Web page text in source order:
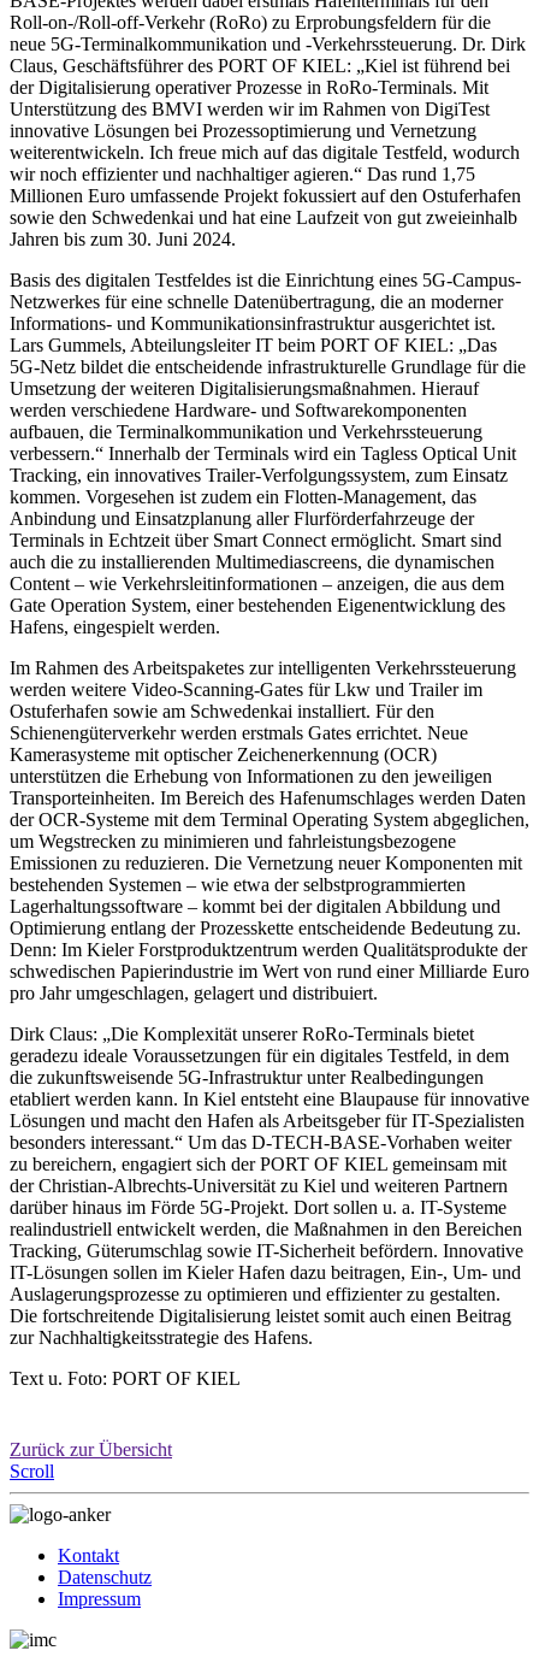
Roll-on-/Roll-off-Verkehr (RoRo) zu Erprobungsfeldern für die
neue 5G-Terminalkommunikation und -Verkehrssteuerung. Dr. Dirk
Claus, Geschäftsführer des PORT OF KIEL: „Kiel ist führend bei
der Digitalisierung operativer Prozesse in RoRo-Terminals. Mit
Unterstützung des BMVI werden wir im Rahmen von DigiTest
innovative Lösungen bei Prozessoptimierung und Vernetzung
weiterentwickeln. Ich freue mich auf das digitale Testfeld, wodurch
wir noch effizienter und nachhaltiger agieren.“ Das rund 1,75
Millionen Euro umfassende Projekt fokussiert auf den Ostuferhafen
sowie den Schwedenkai und hat eine Laufzeit von gut zweieinhalb
Jahren bis zum 30. Juni 2024.
Basis des digitalen Testfeldes ist die Einrichtung eines 5G-Campus-
Netzwerkes für eine schnelle Datenübertragung, die an moderner
Informations- und Kommunikationsinfrastruktur ausgerichtet ist.
Lars Gummels, Abteilungsleiter IT beim PORT OF KIEL: „Das
5G-Netz bildet die entscheidende infrastrukturelle Grundlage für die
Umsetzung der weiteren Digitalisierungsmaßnahmen. Hierauf
werden verschiedene Hardware- und Softwarekomponenten
aufbauen, die Terminalkommunikation und Verkehrssteuerung
verbessern.“ Innerhalb der Terminals wird ein Tagless Optical Unit
Tracking, ein innovatives Trailer-Verfolgungssystem, zum Einsatz
kommen. Vorgesehen ist zudem ein Flotten-Management, das
Anbindung und Einsatzplanung aller Flurförderfahrzeuge der
Terminals in Echtzeit über Smart Connect ermöglicht. Smart sind
auch die zu installierenden Multimediascreens, die dynamischen
Content – wie Verkehrsleitinformationen – anzeigen, die aus dem
Gate Operation System, einer bestehenden Eigenentwicklung des
Hafens, eingespielt werden.
Im Rahmen des Arbeitspaketes zur intelligenten Verkehrssteuerung
werden weitere Video-Scanning-Gates für Lkw und Trailer im
Ostuferhafen sowie am Schwedenkai installiert. Für den
Schienengüterverkehr werden erstmals Gates errichtet. Neue
Kamerasysteme mit optischer Zeichenerkennung (OCR)
unterstützen die Erhebung von Informationen zu den jeweiligen
Transporteinheiten. Im Bereich des Hafenumschlages werden Daten
der OCR-Systeme mit dem Terminal Operating System abgeglichen,
um Wegstrecken zu minimieren und fahrleistungsbezogene
Emissionen zu reduzieren. Die Vernetzung neuer Komponenten mit
bestehenden Systemen – wie etwa der selbstprogrammierten
Lagerhaltungssoftware – kommt bei der digitalen Abbildung und
Optimierung entlang der Prozesskette entscheidende Bedeutung zu.
Denn: Im Kieler Forstproduktzentrum werden Qualitätsprodukte der
schwedischen Papierindustrie im Wert von rund einer Milliarde Euro
pro Jahr umgeschlagen, gelagert und distribuiert.
Dirk Claus: „Die Komplexität unserer RoRo-Terminals bietet
geradezu ideale Voraussetzungen für ein digitales Testfeld, in dem
die zukunftsweisende 5G-Infrastruktur unter Realbedingungen
etabliert werden kann. In Kiel entsteht eine Blaupause für innovative
Lösungen und macht den Hafen als Arbeitsgeber für IT-Spezialisten
besonders interessant.“ Um das D-TECH-BASE-Vorhaben weiter
zu bereichern, engagiert sich der PORT OF KIEL gemeinsam mit
der Christian-Albrechts-Universität zu Kiel und weiteren Partnern
darüber hinaus im Förde 5G-Projekt. Dort sollen u. a. IT-Systeme
realindustriell entwickelt werden, die Maßnahmen in den Bereichen
Tracking, Güterumschlag sowie IT-Sicherheit befördern. Innovative
IT-Lösungen sollen im Kieler Hafen dazu beitragen, Ein-, Um- und
Auslagerungsprozesse zu optimieren und effizienter zu gestalten.
Die fortschreitende Digitalisierung leistet somit auch einen Beitrag
zur Nachhaltigkeitsstrategie des Hafens.
Text u. Foto: PORT OF KIEL
Zurück zur Übersicht
Scroll
Kontakt
Datenschutz
Impressum